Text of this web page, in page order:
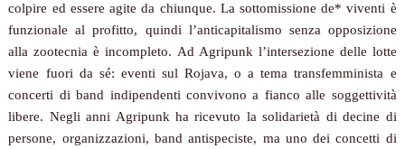
colpire ed essere agite da chiunque. La sottomissione de* viventi è
funzionale al profitto, quindi l’anticapitalismo senza opposizione
alla zootecnia è incompleto. Ad Agripunk l’intersezione delle lotte
viene fuori da sé: eventi sul Rojava, o a tema transfemminista e
concerti di band indipendenti convivono a fianco alle soggettività
libere. Negli anni Agripunk ha ricevuto la solidarietà di decine di
persone, organizzazioni, band antispeciste, ma uno dei concetti di